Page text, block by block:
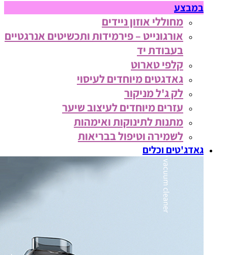
במבצע
מחוללי אוזון ניידים
אורגונייט – פירמידות ותכשיטים אנרגטיים
בעבודת יד
קלפי טארוט
גאדגטים מיוחדים לעיסוי
לק ג'ל מניקור
עזרים מיוחדים לעיצוב שיער
מתנות לתינוקות ואימהות
לשמירה וטיפול בבריאות
גאדג'טים וכלים